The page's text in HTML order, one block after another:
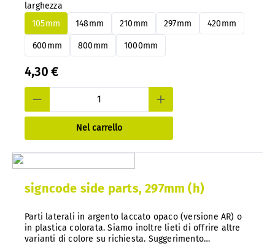
PS in qualsiasi momento senza smontarli.
larghezza
105mm
148mm 210mm 297mm 420mm
600mm 800mm 1000mm
4,30 €
Nel carrello
signcode side parts, 297mm (h)
Parti laterali in argento laccato opaco (versione AR) o
in plastica colorata. Siamo inoltre lieti di offrire altre
varianti di colore su richiesta. Suggerimento